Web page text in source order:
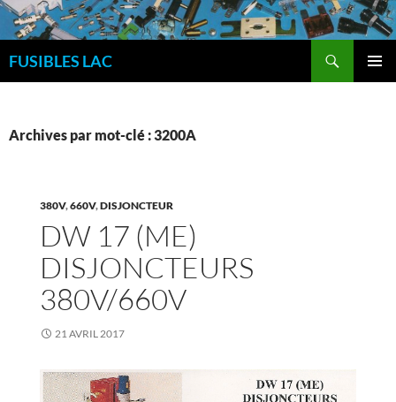
Aller
au
contenu
FUSIBLES LAC
Archives par mot-clé : 3200A
380V,660V,DISJONCTEUR
DW 17 (ME)
DISJONCTEURS
380V/660V
21 AVRIL 2017